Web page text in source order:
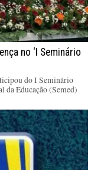
no ‘I Seminário
do I Seminário
da Educação (Semed)